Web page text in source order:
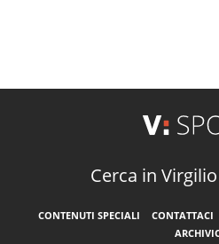
Cerca in
CONTENUTI SPECIALI CONTATTACI